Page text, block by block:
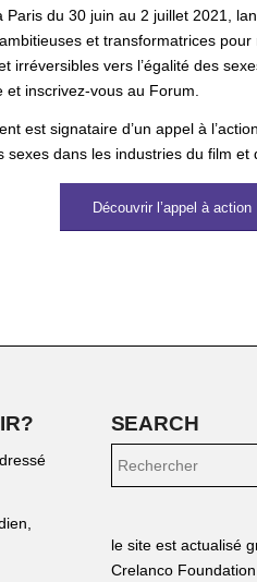
Paris du 30 juin au 2 juillet 2021,
et transformatrices
irréversibles vers l’égalité des
et inscrivez-vous au Forum.
est signataire d’un appel à
sexes dans les industries du film et
Découvrir l’appel à action
SEARCH
le site est actualisé
Crelanco Foundation